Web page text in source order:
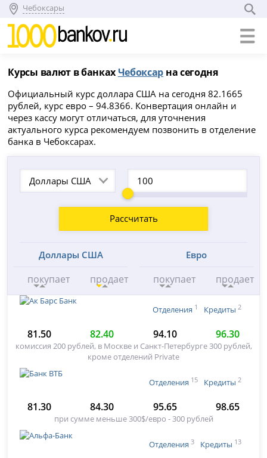
Чебоксары
Курсы валют в банкахЧебоксар на сегодня
Официальный курс доллара США на сегодня 82.1665
рублей, курс евро – 94.8366. Конвертация онлайн и
через кассу могут отличаться, для уточнения
актуального курса рекомендуем позвонить в отделение
банка в Чебоксарах.
Доллары США
Рассчитать
Доллары США
покупает продает
Евро
покупает продает
Отделения 1 Кредиты 2
81.50 82.40 94.10 96.30
комиссия 200 рублей, в Москве и Санкт-Петербурге 300 рублей,
кроме отделений Private
Отделения 15 Кредиты 2
81.30 84.30 95.65 98.65
при сумме меньше 300$/евро - 300 рублей
Отделения 3 Кредиты 13